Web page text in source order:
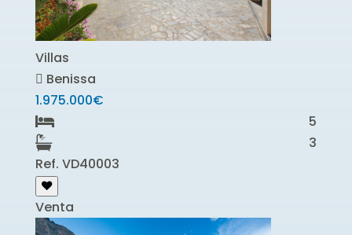
Villas
Benissa
1.975.000€
5
3
Ref. VD40003
Venta